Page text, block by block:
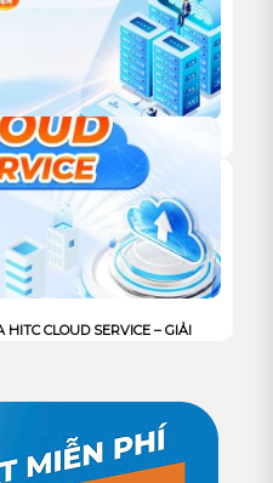
TỪ HITC – HIỆU NĂNG ĐỈNH
CHO DOANH NGHIỆP
CLOUD SERVICE – GIẢI